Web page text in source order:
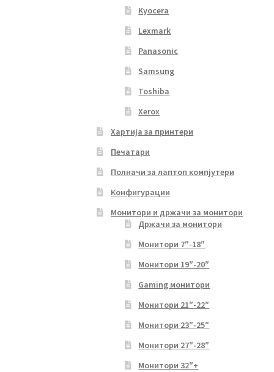
Kyocera
Lexmark
Panasonic
Samsung
Toshiba
Xerox
Хартија за принтери
Печатари
Полначи за лаптоп компјутери
Конфигурации
Монитори и држачи за монитори
Држачи за монитори
Монитори 7″-18″
Монитори 19″-20″
Gaming монитори
Монитори 21″-22″
Монитори 23″-25″
Монитори 27″-28″
Монитори 32″+